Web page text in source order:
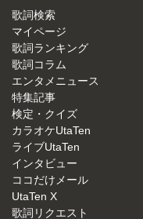
歌詞検索
マイページ
歌詞ランキング
歌詞コラム
エンタメニュース
特集記事
検定・クイズ
カラオケUtaTen
ライブUtaTen
インタビュー
ココだけメール
UtaTen X
歌詞リクエスト